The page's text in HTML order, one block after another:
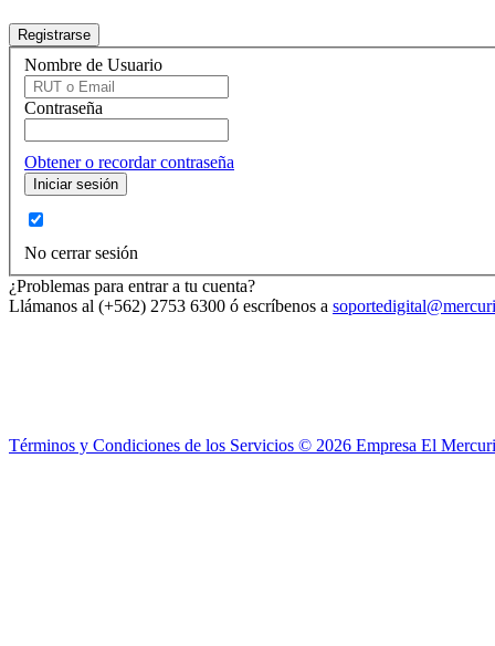
Nombre de Usuario
Contraseña
Obtener o recordar contraseña
No cerrar sesión
¿Problemas para entrar a tu cuenta?
Llámanos al (+562) 2753 6300 ó escríbenos a
Términos y Condiciones de los Servicios © 2026 Empresa El